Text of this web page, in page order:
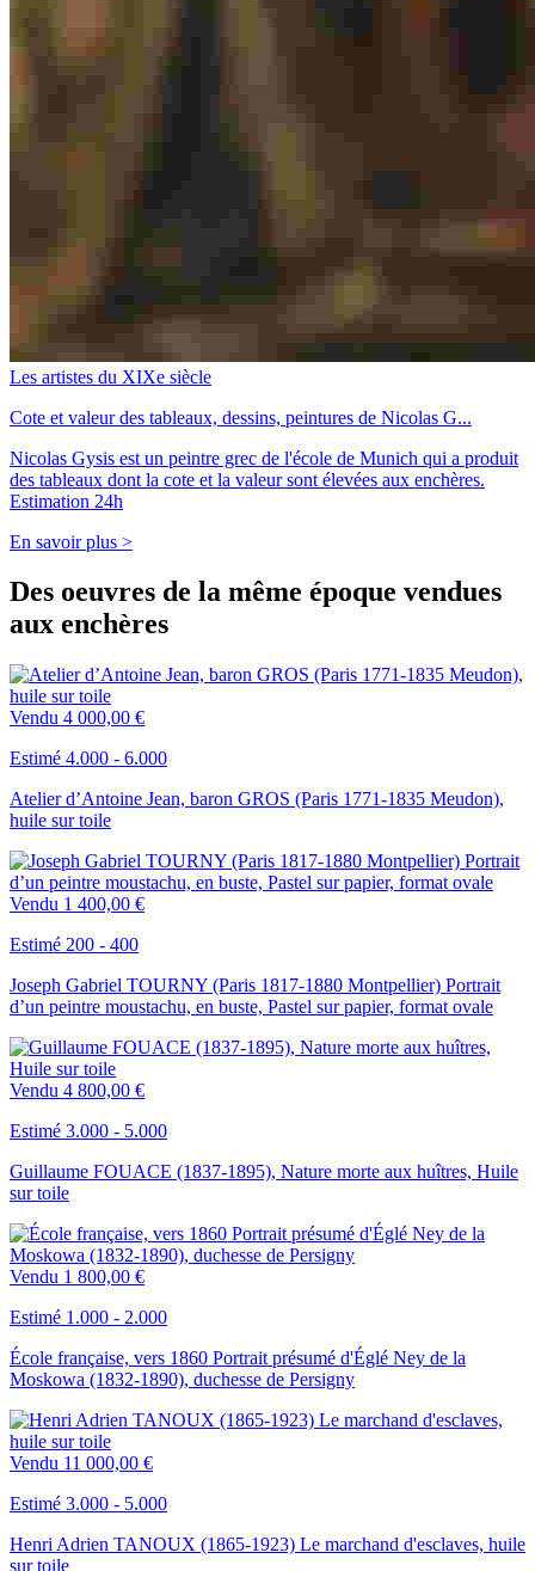
Les artistes du XIXe siècle
Cote et valeur des tableaux, dessins, peintures de Nicolas G...
Nicolas Gysis est un peintre grec de l'école de Munich qui a produit
des tableaux dont la cote et la valeur sont élevées aux enchères.
Estimation 24h
En savoir plus >
Des oeuvres de la même époque vendues
aux enchères
Vendu 4 000,00 €
Estimé 4.000 - 6.000
Atelier d’Antoine Jean, baron GROS (Paris 1771-1835 Meudon),
huile sur toile
Vendu 1 400,00 €
Estimé 200 - 400
Joseph Gabriel TOURNY (Paris 1817-1880 Montpellier) Portrait
d’un peintre moustachu, en buste, Pastel sur papier, format ovale
Vendu 4 800,00 €
Estimé 3.000 - 5.000
Guillaume FOUACE (1837-1895), Nature morte aux huîtres, Huile
sur toile
Vendu 1 800,00 €
Estimé 1.000 - 2.000
École française, vers 1860 Portrait présumé d'Églé Ney de la
Moskowa (1832-1890), duchesse de Persigny
Vendu 11 000,00 €
Estimé 3.000 - 5.000
Henri Adrien TANOUX (1865-1923) Le marchand d'esclaves, huile
sur toile